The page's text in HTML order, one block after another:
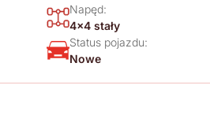
Napęd:
4x4 stały
Status pojazdu:
Nowe